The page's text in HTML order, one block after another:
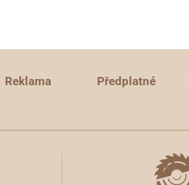
Reklama Předplatné